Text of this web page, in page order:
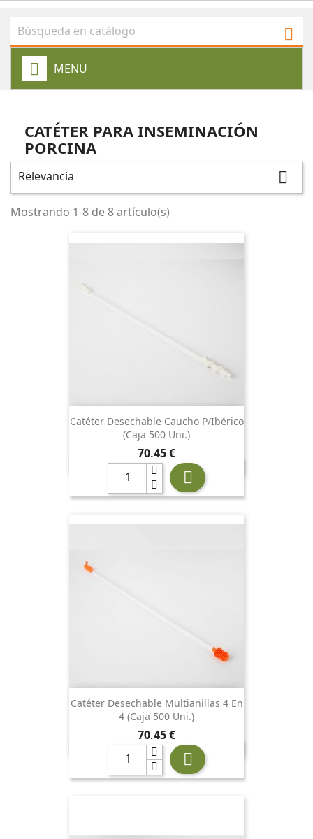

MENU
CATÉTER PARA INSEMINACIÓN
PORCINA
Relevancia 
Mostrando 1-8 de 8 artículo(s)
Catéter Desechable Caucho P/ibérico
(Caja 500 Uni.)
Precio
70,45 €

Catéter Desechable Multianillas 4 En
4 (Caja 500 Uni.)
Precio
70,45 €
